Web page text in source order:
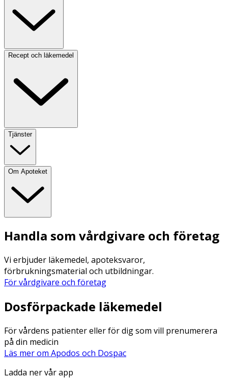
Recept och läkemedel
Tjänster
Om Apoteket
Handla som vårdgivare och företag
Vi erbjuder läkemedel, apoteksvaror,
förbrukningsmaterial och utbildningar.
För vårdgivare och företag
Dosförpackade läkemedel
För vårdens patienter eller för dig som vill prenumerera
på din medicin
Läs mer om Apodos och Dospac
Ladda ner vår app